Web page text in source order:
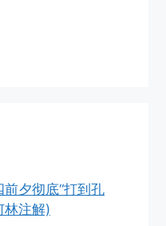
夕彻底“打到孔
林注解)